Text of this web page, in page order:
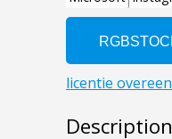
Description